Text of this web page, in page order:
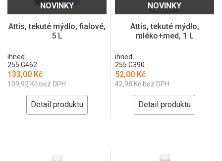
NOVINKY
Attis, tekuté mýdlo, fialové,
5 L
ihned
255.G462
133,00 Kč
109,92 Kč bez DPH
Detail produktu
NOVINKY
Attis, tekuté mýdlo,
mléko+med, 1 L
ihned
255.G390
52,00 Kč
42,98 Kč bez DPH
Detail produktu